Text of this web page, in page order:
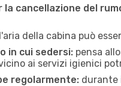
la cancellazione del
l'aria della cabina può
in cui sedersi: pensa
ai servizi igienici
regolarmente: durante